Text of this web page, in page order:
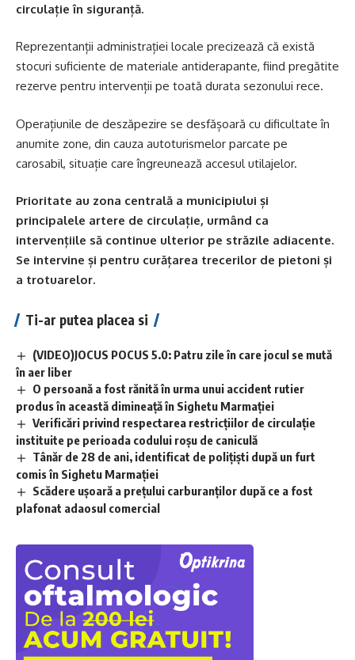
circulație în siguranță.
Reprezentanții administrației locale precizează că există
stocuri suficiente de materiale antiderapante, fiind pregătite
rezerve pentru intervenții pe toată durata sezonului rece.
Operațiunile de deszăpezire se desfășoară cu dificultate în
anumite zone, din cauza autoturismelor parcate pe
carosabil, situație care îngreunează accesul utilajelor.
Prioritate au zona centrală a municipiului și
principalele artere de circulație, urmând ca
intervențiile să continue ulterior pe străzile adiacente.
Se intervine și pentru curățarea trecerilor de pietoni și
a trotuarelor.
Ti-ar putea placea si
(VIDEO)JOCUS POCUS 5.0: Patru zile în care jocul se mută
în aer liber
O persoană a fost rănită în urma unui accident rutier
produs în această dimineață în Sighetu Marmației
Verificări privind respectarea restricțiilor de circulație
instituite pe perioada codului roșu de caniculă
Tânăr de 28 de ani, identificat de polițiști după un furt
comis în Sighetu Marmației
Scădere ușoară a prețului carburanților după ce a fost
plafonat adaosul comercial